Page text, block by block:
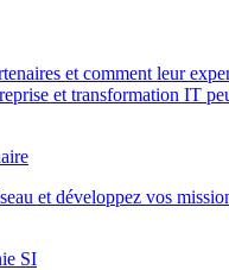
et comment leur
et transformation IT
et développez vos
SI